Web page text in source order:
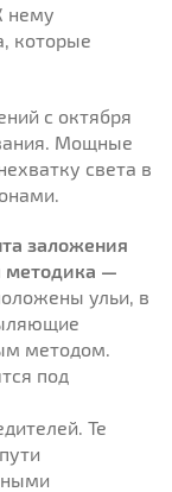
нему
которые
с октября
Мощные
света в
заложения
методика —
ульи, в
методом.
под
Те